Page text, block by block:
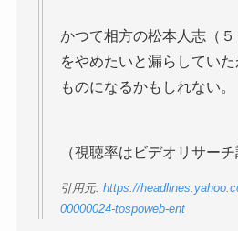
かつて相方の松本人志（
をやめたいと漏らしてい
ものになるかもしれない。
（視聴率はビデオリサー
引用元: https://
00000024-tospoweb-ent